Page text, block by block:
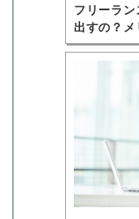
フリーラ
出すの？メ